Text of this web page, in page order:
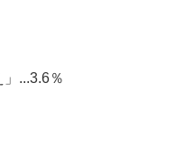
...3.6％